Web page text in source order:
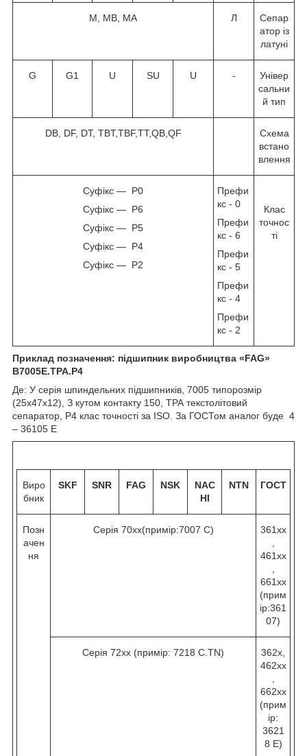
M, MB, MA Л
Сепар
атор із
латуні
G G1 U SU U -
Універ
сальни
й тип
DB, DF, DT, TBT,TBF,TT,QB,QF
Схема
встано
влення
Суфікс — P0
Суфікс — P6
Суфікс — P5
Суфікс — P4
Суфікс — P2
Префи
кс - 0
Префи
кс - 6
Префи
кс - 5
Префи
кс - 4
Префи
кс - 2
Клас
точнос
ті
Приклад позначення: підшипник виробництва «FAG»
B7005Е.TPA.P4
Де: У серія шпиндельних підшипників, 7005 типорозмір
(25х47х12), З кутом контакту 150 , ТРА текстолітовий
сепаратор, Р4 клас точності за ISO. За ГОСТом аналог буде 4
– 36105 Е
Виро
бник
SKF SNR FAG NSK
NAC
HI
NTN ГОСТ
Позн
ачен
ня
Серія 70хх(примір:7007 C)
361хх
461хх
661хх
(прим
ір:361
07)
Серія 72хх (примір: 7218 C.TN)
362х,
462хх
662хх
(прим
ір:
3621
8 Е)